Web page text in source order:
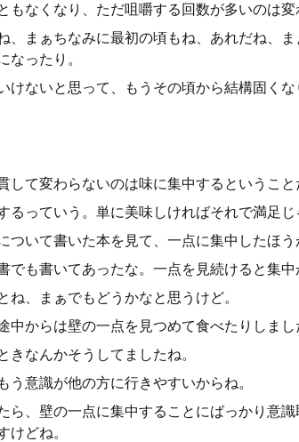
もなくなり、ただ咀嚼する回数が多いのは変
、まぁちなみに最初の頃もね、あれだね、
なったり。
けないと思って、もうその頃から結構固くな
して変わらないのは味に集中するということ
るっていう。単に美味しければそれで満足
ついて書いた本を見て、一点に集中したほう
でも書いてあったな。一点を見続けると集中
ね、まぁでもどうかなと思うけど。
中からは壁の一点を見つめて食べたりしまし
きなんかそうしてましたね。
う意識が他の方に行きやすいからね。
ら、壁の一点に集中することにばっかり意
けどね。